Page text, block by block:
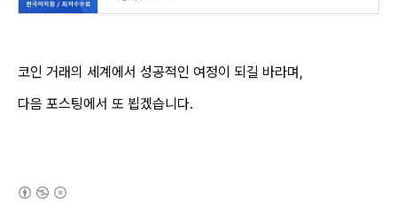
코인 거래의 세계에서 성공적인 여정이 되길 바라며,
다음 포스팅에서 또 뵙겠습니다.